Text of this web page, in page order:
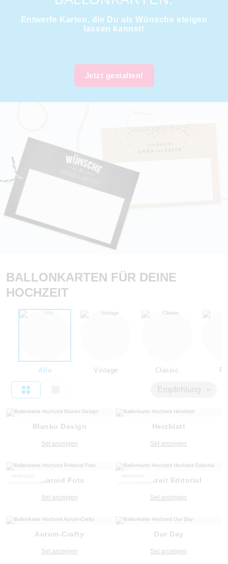
Entwerfe Karten, die Du als Wünsche steigen
lassen kannst!
Jetzt gestalten!
BALLONKARTEN FÜR DEINE
HOCHZEIT
Alle Vintage Classic
Empfehlung
Blanko Design
Set anzeigen
Herzblatt
Set anzeigen
Polaroid Foto
Set anzeigen
Hochzeit Editorial
Set anzeigen
Aurum-Crafty
Set anzeigen
Our Day
Set anzeigen